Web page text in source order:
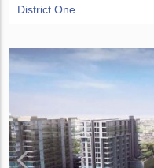
District One